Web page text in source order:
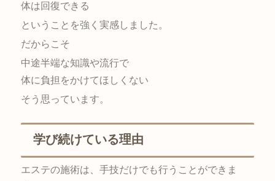
体は回復できる
ということを強く実感しました。
だからこそ
中途半端な知識や流行で
体に負担をかけてほしくない
そう思っています。
学び続けている理由
エステの施術は、手技だけでも行うことができま